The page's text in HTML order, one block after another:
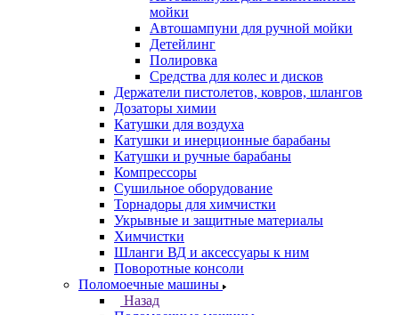
мойки
Автошампуни для ручной мойки
Детейлинг
Полировка
Средства для колес и дисков
Держатели пистолетов, ковров, шлангов
Дозаторы химии
Катушки для воздуха
Катушки и инерционные барабаны
Катушки и ручные барабаны
Компрессоры
Сушильное оборудование
Торнадоры для химчистки
Укрывные и защитные материалы
Химчистки
Шланги ВД и аксессуары к ним
Поворотные консоли
Поломоечные машины
Назад